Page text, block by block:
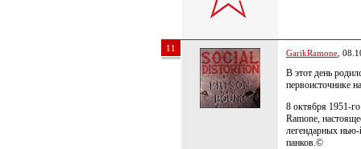
11 GarikRamone ,
В этот день
первоисточнике
8 октября 1951-
Ramone,
легендарных нью-
панков.©